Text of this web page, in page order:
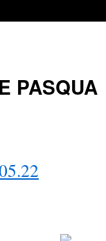
PASQUA